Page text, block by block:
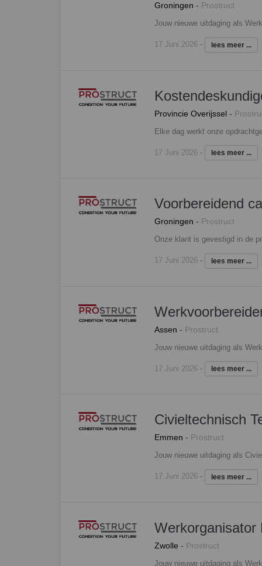
Groningen - Prostruct
17 Juni 2026- lees meer ...
Provincie Overijssel-
17 Juni 2026- lees meer ...
Voorbereidend
Groningen - Prostruct
17 Juni 2026- lees meer ...
Assen - Prostruct
17 Juni 2026- lees meer ...
Civieltechnisch
Emmen - Prostruct
17 Juni 2026- lees meer ...
Werkorganisator
Zwolle - Prostruct